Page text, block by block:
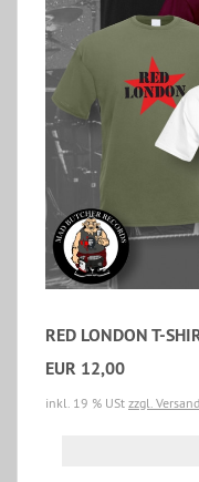
RED LONDON T-
EUR 12,00
inkl. 19 % USt zzgl.